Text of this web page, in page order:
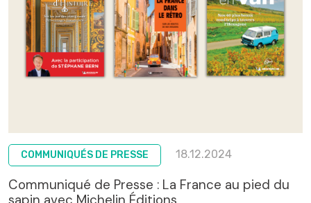
COMMUNIQUÉS DE PRESSE 18.12.2024
Communiqué de Presse : La France au pied du